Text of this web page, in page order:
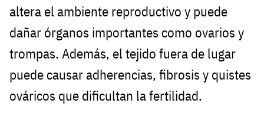
altera el ambiente reproductivo y puede
dañar órganos importantes como ovarios y
trompas. Además, el tejido fuera de lugar
puede causar adherencias, fibrosis y quistes
ováricos que dificultan la fertilidad.